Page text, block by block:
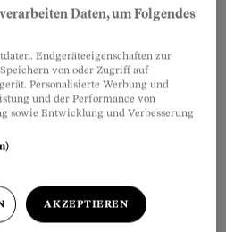
August waren es jedoch
Feissli jäh aus seinen
du in Thailand machst,
einer der
so steht es in der
sorge bei den Kindern
Daten, um Folgendes
Endgeräteeigenschaften zur
von oder Zugriff auf
Personalisierte Werbung und
und der Performance von
sowie Entwicklung und Verbesserung
AKZEPTIEREN